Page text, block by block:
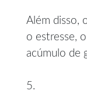
Além disso,
o estresse,
acúmulo de
5.